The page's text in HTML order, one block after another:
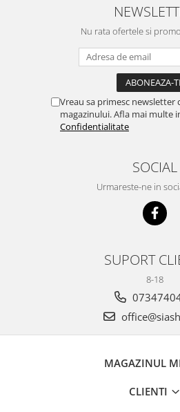
Nu rata ofertele si
Vreau sa primesc newsletter
magazinului. Afla mai multe
Confidentialitate
SOCIAL
Urmareste-ne in
SUPORT
8-18
MAGAZINUL
CLIENTI